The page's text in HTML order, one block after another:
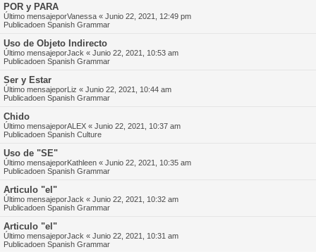
POR y PARA
Último mensajeporVanessa « Junio 22, 2021, 12:49 pm
Publicadoen Spanish Grammar
Uso de Objeto Indirecto
Último mensajeporJack « Junio 22, 2021, 10:53 am
Publicadoen Spanish Grammar
Ser y Estar
Último mensajeporLiz « Junio 22, 2021, 10:44 am
Publicadoen Spanish Grammar
Chido
Último mensajeporALEX « Junio 22, 2021, 10:37 am
Publicadoen Spanish Culture
Uso de "SE"
Último mensajeporKathleen « Junio 22, 2021, 10:35 am
Publicadoen Spanish Grammar
Articulo "el"
Último mensajeporJack « Junio 22, 2021, 10:32 am
Publicadoen Spanish Grammar
Articulo "el"
Último mensajeporJack « Junio 22, 2021, 10:31 am
Publicadoen Spanish Grammar